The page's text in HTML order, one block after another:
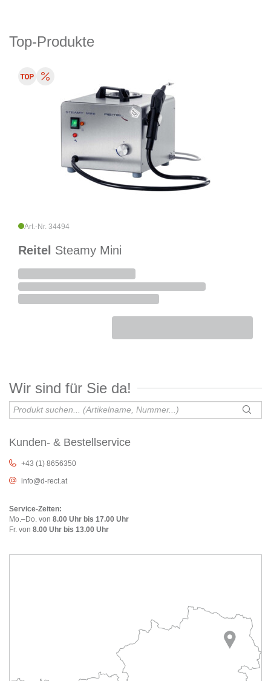
Top-Produkte
Art.-Nr. 34494
Reitel Steamy Mini
Wir sind für Sie da!
Kunden- & Bestellservice
+43 (1) 8656350
info@d-rect.at
Service-Zeiten:
Mo.–Do. von 8.00 Uhr bis 17.00 Uhr
Fr. von 8.00 Uhr bis 13.00 Uhr